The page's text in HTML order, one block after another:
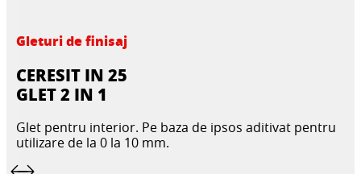
Gleturi de finisaj
CERESIT IN 25
GLET 2 IN 1
Glet pentru interior. Pe baza de ipsos aditivat pentru
utilizare de la 0 la 10 mm.